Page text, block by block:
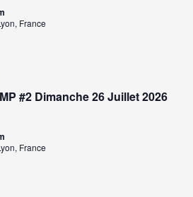
France
#2 Dimanche 26 Juillet 2026
France